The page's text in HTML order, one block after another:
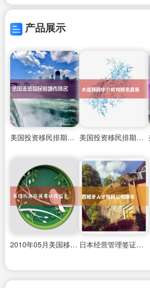
产品展示
美国投资移民排期超过十年了吗 美国投资移民排期什么时候开始
2010年05月美国移民排期表 日本经营管理签证可以入籍吗